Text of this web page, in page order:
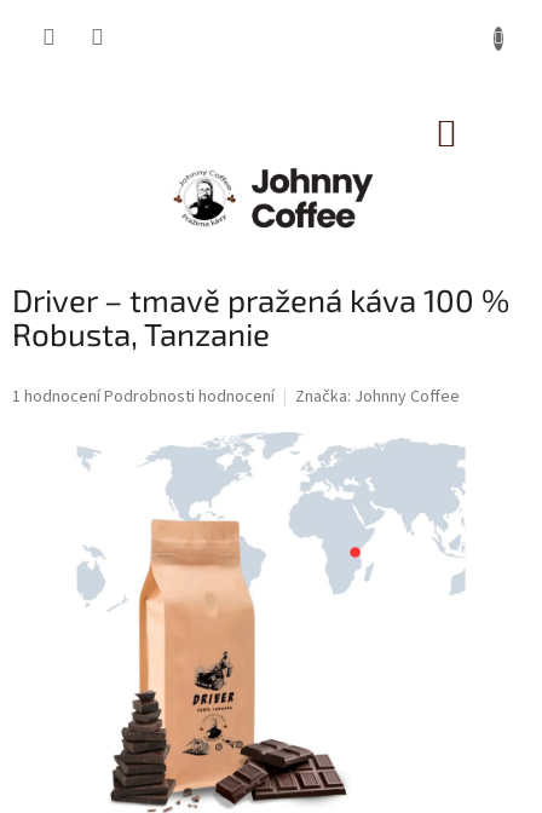
Driver – tmavě pražená káva 100 %
Robusta, Tanzanie
Průměrné
hvězdiček.
1 hodnoceníPodrobnosti hodnocení Značka: Johnny Coffee